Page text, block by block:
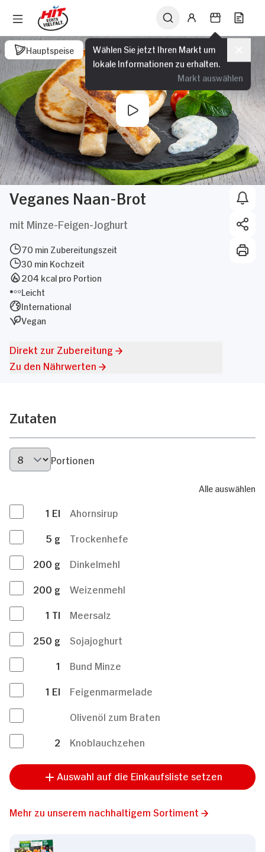
Wählen Sie jetzt Ihren Markt um
lokale Informationen zu erhalten.
Markt auswählen
Hauptspeise
Veganes Naan-Brot
mit Minze-Feigen-Joghurt
70 min Zubereitungszeit
30 min Kochzeit
204 kcal pro Portion
Leicht
International
Vegan
Direkt zur Zubereitung
Zu den Nährwerten
Zutaten
Portionen
Alle auswählen
1 El
Ahornsirup
5 g
Trockenhefe
200 g
Dinkelmehl
200 g
Weizenmehl
1 Tl
Meersalz
250 g
Sojajoghurt
1
Bund Minze
1 El
Feigenmarmelade
Olivenöl zum Braten
2
Knoblauchzehen
Auswahl auf die Einkaufsliste setzen
Mehr zu unserem nachhaltigem Sortiment